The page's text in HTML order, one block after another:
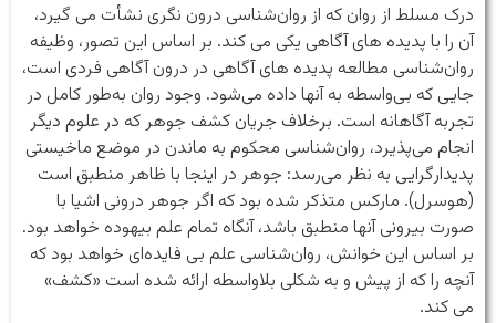
درک مسلط از روان که از روان‌شناسی درون نگری نشأت می گیرد،
آن را با پدیده های آگاهی یکی می کند. بر اساس این تصور، وظیفه
روان‌شناسی مطالعه پدیده های آگاهی در درون آگاهی فردی است،
جایی که بی‌واسطه به آنها داده می‌شود. وجود روان به‌طور کامل در
تجربه آگاهانه است. برخلاف جریان کشف جوهر که در علوم دیگر
انجام می‌پذیرد، روان‌شناسی محکوم به ماندن در موضع ماخیستی
پدیدارگرایی به نظر می‌رسد: جوهر در اینجا با ظاهر منطبق است
(هوسرل). مارکس متذکر شده بود که اگر جوهر درونی اشیا با
صورت بیرونی آنها منطبق باشد، آنگاه تمام علم بیهوده خواهد بود.
بر اساس این خوانش، روان‌شناسی علم بی فایده‌ای خواهد بود که
آنچه را که از پیش و به شکلی بلاواسطه ارائه شده است «کشف»
می کند.